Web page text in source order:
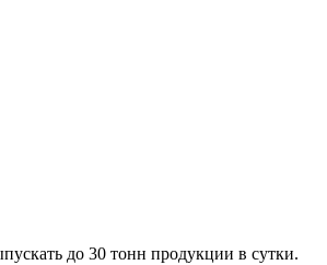
до 30 тонн продукции в сутки.